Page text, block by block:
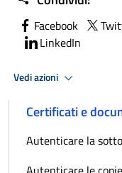
Facebook
LinkedIn
Vedi azioni
Certificati e
Autenticare la